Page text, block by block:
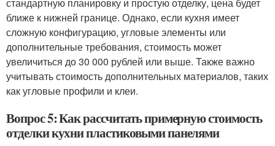
ближе к нижней границе. Однако, если кухня имеет
сложную конфигурацию, угловые элементы или
дополнительные требования, стоимость может
увеличиться до 30 000 рублей или выше. Также важно
учитывать стоимость дополнительных материалов, таких
как угловые профили и клеи.
Вопрос 5: Как рассчитать примерную стоимость
отделки кухни пластиковыми панелями